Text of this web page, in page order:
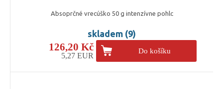
Absoprčné vrecúško 50 g intenzívne pohlc
skladem (9)
126,20 Kč
5,27 EUR
Do košíku